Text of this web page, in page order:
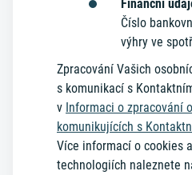
Finanční
Číslo
výhry ve
Zpracování Vašich
s komunikací s
v Informaci o zpracování
komunikujících s
Více informací o cookies
technologiích naleznete